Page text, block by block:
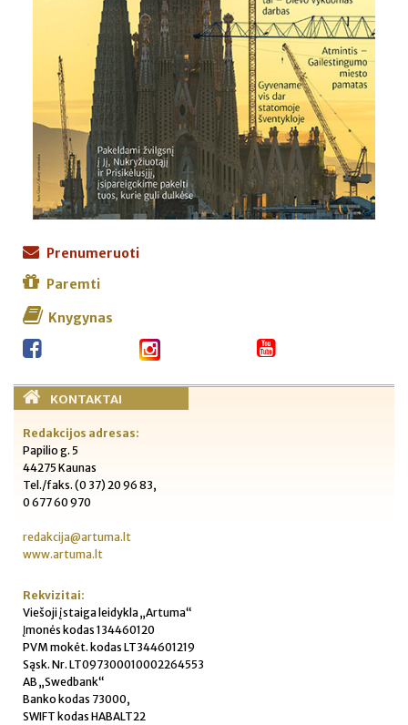
Prenumeruoti
Paremti
Knygynas
KONTAKTAI
Redakcijos adresas:
Papilio g. 5
44275 Kaunas
Tel./faks. (0 37) 20 96 83,
0 677 60 970
redakcija@artuma.lt
www.artuma.lt
Rekvizitai:
Viešoji įstaiga leidykla „Artuma“
Įmonės kodas 134460120
PVM mokėt. kodas LT344601219
Sąsk. Nr. LT097300010002264553
AB „Swedbank“
Banko kodas 73000,
SWIFT kodas HABALT22